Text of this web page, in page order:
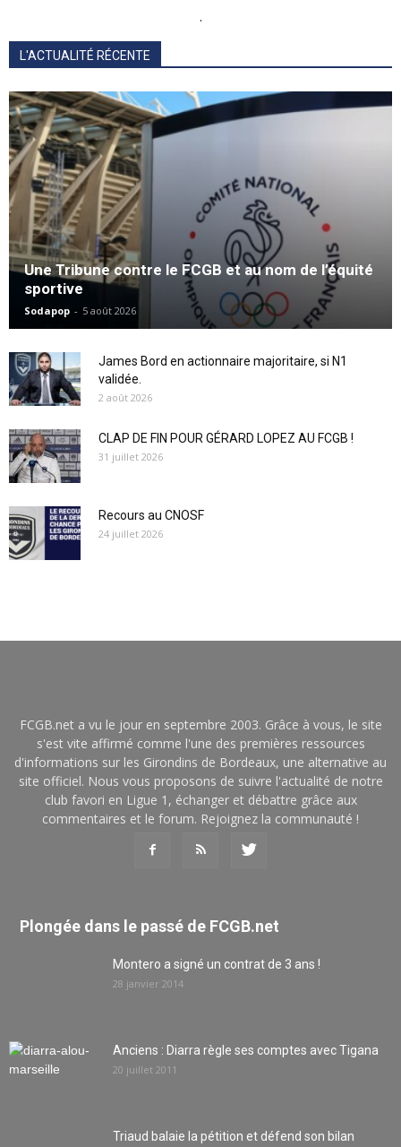
.
L'ACTUALITÉ RÉCENTE
Une Tribune contre le FCGB et au nom de l’équité
sportive
Sodapop - 5 août 2026
James Bord en actionnaire majoritaire, si N1
validée.
2 août 2026
CLAP DE FIN POUR GÉRARD LOPEZ AU FCGB !
31 juillet 2026
Recours au CNOSF
24 juillet 2026
FCGB.net a vu le jour en septembre 2003. Grâce à vous, le site
s'est vite affirmé comme l'une des premières ressources
d'informations sur les Girondins de Bordeaux, une alternative au
site officiel. Nous vous proposons de suivre l'actualité de notre
club favori en Ligue 1, échanger et débattre grâce aux
commentaires et le forum. Rejoignez la communauté !
Plongée dans le passé de FCGB.net
Montero a signé un contrat de 3 ans !
28 janvier 2014
Anciens : Diarra règle ses comptes avec Tigana
20 juillet 2011
Triaud balaie la pétition et défend son bilan